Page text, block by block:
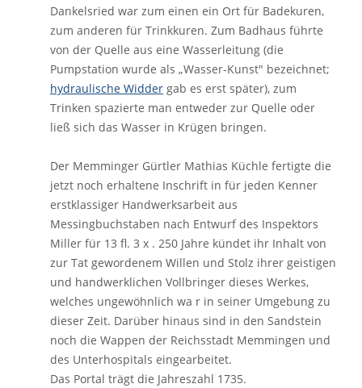
Dankelsried war zum einen ein Ort für Badekuren,
zum anderen für Trinkkuren. Zum Badhaus führte
von der Quelle aus eine Wasserleitung (die
Pumpstation wurde als „Wasser-Kunst" bezeichnet;
hydraulische Widder gab es erst später), zum
Trinken spazierte man entweder zur Quelle oder
ließ sich das Wasser in Krügen bringen.
Der Memminger Gürtler Mathias Küchle fertigte die
jetzt noch erhaltene Inschrift in für jeden Kenner
erstklassiger Handwerksarbeit aus
Messingbuchstaben nach Entwurf des Inspektors
Miller für 13 fl. 3 x . 250 Jahre kündet ihr Inhalt von
zur Tat gewordenem Willen und Stolz ihrer geistigen
und handwerklichen Vollbringer dieses Werkes,
welches ungewöhnlich wa r in seiner Umgebung zu
dieser Zeit. Darüber hinaus sind in den Sandstein
noch die Wappen der Reichsstadt Memmingen und
des Unterhospitals eingearbeitet.
Das Portal trägt die Jahreszahl 1735.